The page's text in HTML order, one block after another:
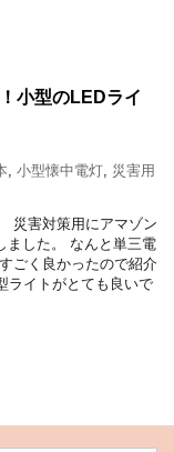
小型のLEDライ
, 小型懐中電灯, 災害用
災害対策用にアマゾン
ました。 なんと単三電
ごく良かったので紹介
ライトがとても良いで